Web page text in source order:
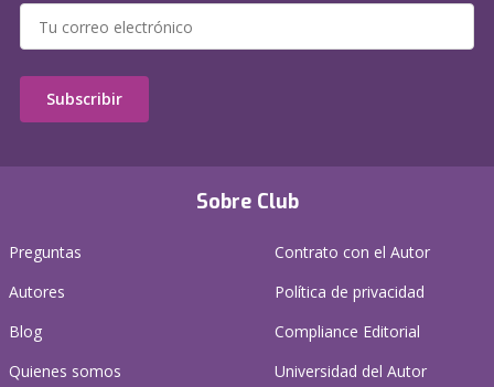
Sobre Club
Preguntas
Autores
Blog
Quienes somos
Contrato con el Autor
Política de privacidad
Compliance Editorial
Universidad del Autor
Subscribir